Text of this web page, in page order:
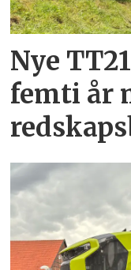
Nye
femti år­